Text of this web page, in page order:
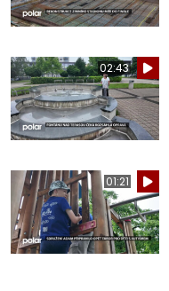
02:43
01:21